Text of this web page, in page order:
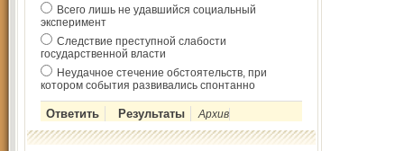
Всего лишь не удавшийся социальный
эксперимент
Следствие преступной слабости
государственной власти
Неудачное стечение обстоятельств, при
котором события развивались спонтанно
Архив